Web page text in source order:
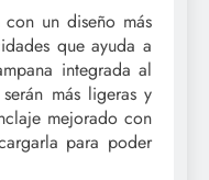
un diseño más
que ayuda a
integrada al
más ligeras y
mejorado con
para poder